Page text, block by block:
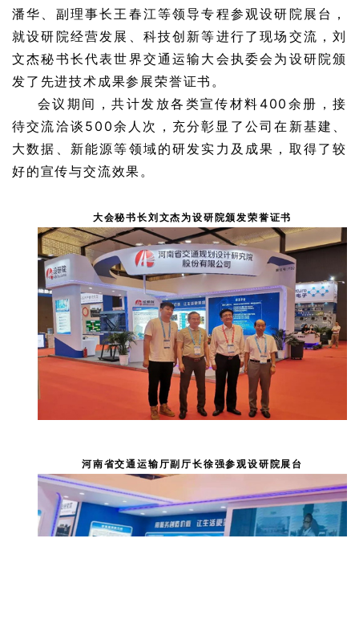
潘华、副理事长王春江等领导专程参观设研院展台，
就设研院经营发展、科技创新等进行了现场交流，刘
文杰秘书长代表世界交通运输大会执委会为设研院颁
发了先进技术成果参展荣誉证书。
会议期间，共计发放各类宣传材料400余册，接
待交流洽谈500余人次，充分彰显了公司在新基建、
大数据、新能源等领域的研发实力及成果，取得了较
好的宣传与交流效果。
大会秘书长刘文杰为设研院颁发荣誉证书
河南省交通运输厅副厅长徐强参观设研院展台